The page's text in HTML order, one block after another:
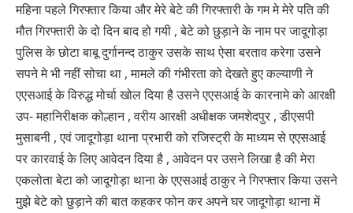
महिना पहले गिरफ्तार किया और मेरे बेटे की गिरफ्तारी के गम मे मेरे पति की
मौत गिरफ्तारी के दो दिन बाद हो गयी , बेटे को छुड़ाने के नाम पर जादूगोड़ा
पुलिस के छोटा बाबू दुर्गानन्द ठाकुर उसके साथ ऐसा बरताव करेगा उसने
सपने मे भी नहीं सोचा था , मामले की गंभीरता को देखते हुए कल्याणी ने
एएसआई के विरुद्ध मोर्चा खोल दिया है उसने एएसआई के कारनामे को आरक्षी
उप- महानिरीक्षक कोल्हान , वरीय आरक्षी अधीक्षक जमशेदपुर , डीएसपी
मुसाबनी , एवं जादूगोड़ा थाना प्रभारी को रजिस्ट्री के माध्यम से एएसआई
पर कारवाई के लिए आवेदन दिया है , आवेदन पर उसने लिखा है की मेरा
एकलोता बेटा को जादूगोड़ा थाना के एएसआई ठाकुर ने गिरफ्तार किया उसने
मुझे बेटे को छुड़ाने की बात कहकर फोन कर अपने घर जादूगोड़ा थाना में